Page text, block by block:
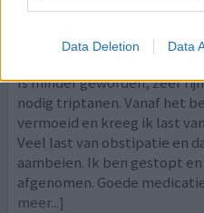
Data Deletion Data
obstipatie
aambeien
Is minder geworden, zeer
nodig triptanen. Vanaf het
vermoeid en kreeg ik last
Veel last van obstipatie en
aambeien. Ik ben gestopt
afgenomen. Goede
meer...]